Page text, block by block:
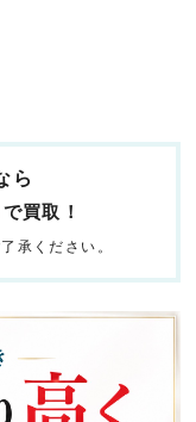
ら
で買取！
承ください。